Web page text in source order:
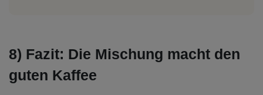
8) Fazit: Die Mischung macht den
guten Kaffee